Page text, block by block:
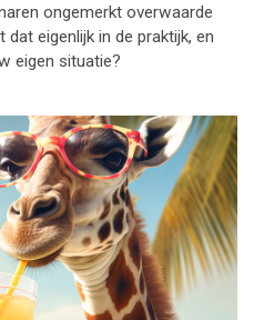
ongemerkt overwaarde
eigenlijk in de praktijk, en
eigen situatie?